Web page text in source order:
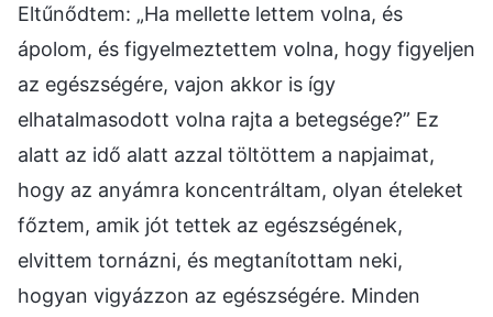
Eltűnődtem: „Ha mellette lettem volna, és
ápolom, és figyelmeztettem volna, hogy figyeljen
az egészségére, vajon akkor is így
elhatalmasodott volna rajta a betegsége?” Ez
alatt az idő alatt azzal töltöttem a napjaimat,
hogy az anyámra koncentráltam, olyan ételeket
főztem, amik jót tettek az egészségének,
elvittem tornázni, és megtanítottam neki,
hogyan vigyázzon az egészségére. Minden